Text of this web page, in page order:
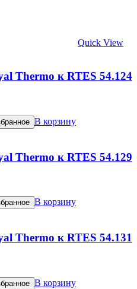
Quick View
Thermo к RTES 54.124
В корзину
Thermo к RTES 54.129
В корзину
Thermo к RTES 54.131
В корзину